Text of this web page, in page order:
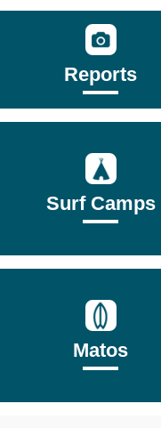
Reports
Surf Camps
Matos